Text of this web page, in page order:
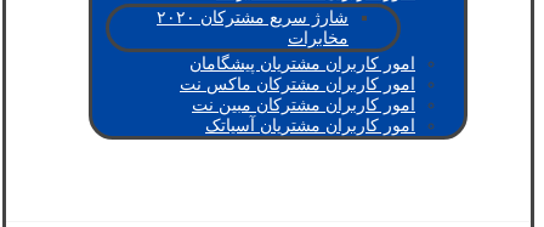
شارژ سریع مشترکان ۲۰۲۰
مخابرات
امور کاربران مشتریان پیشگامان
امور کاربران مشترکان ماکس نت
امور کاربران مشترکان مبین نت
امور کاربران مشتریان آسیاتک